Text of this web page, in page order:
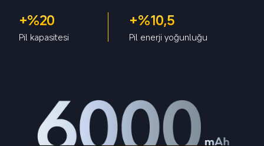
+%20
Pil kapasitesi
+%10,5
Pil enerji yoğunluğu